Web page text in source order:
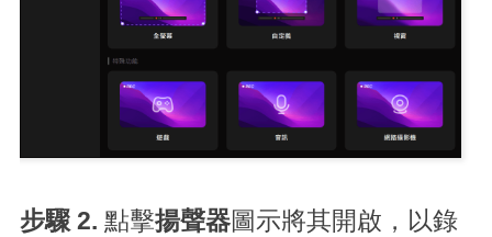
步驟 2. 點擊揚聲器圖示將其開啟，以錄